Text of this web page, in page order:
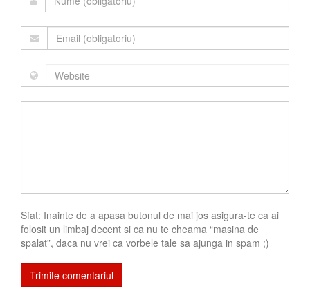
Sfat: Inainte de a apasa butonul de mai jos asigura-te ca ai
folosit un limbaj decent si ca nu te cheama “masina de
spalat”, daca nu vrei ca vorbele tale sa ajunga in spam ;)